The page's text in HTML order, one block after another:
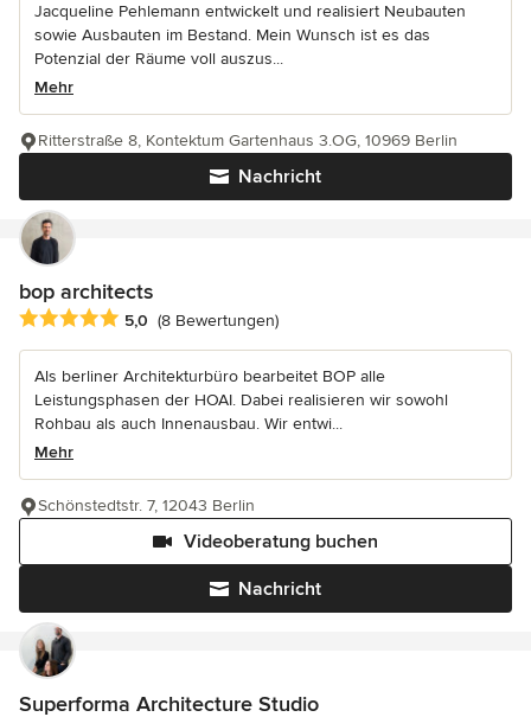
Jacqueline Pehlemann entwickelt und realisiert Neubauten
sowie Ausbauten im Bestand. Mein Wunsch ist es das
Potenzial der Räume voll auszus...
Mehr
Nachricht
Ritterstraße 8, Kontektum Gartenhaus 3.OG, 10969 Berlin
bop architects
Durchschnittliche Bewertung: 5 von 5 Sternen
5,0 (8 Bewertungen)
Als berliner Architekturbüro bearbeitet BOP alle
Leistungsphasen der HOAI. Dabei realisieren wir sowohl
Rohbau als auch Innenausbau. Wir entwi...
Mehr
Nachricht
Videoberatung buchen
Schönstedtstr. 7, 12043 Berlin
Superforma Architecture Studio